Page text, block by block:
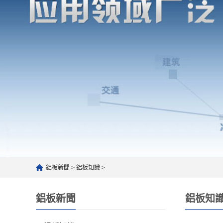
鋁板新聞 > 鋁板知識 >
鋁板新聞 鋁板知